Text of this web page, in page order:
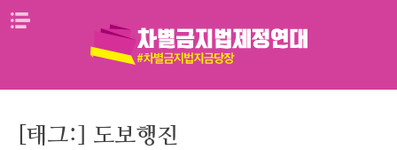
Skip
[태그:] 도보행진